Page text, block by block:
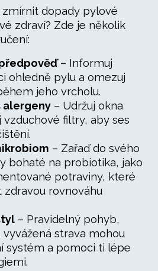
dopady pylové
zdraví? Zde je několik
– Informuj
ohledně pylu a omezuj
jeho vrcholu.
alergeny – Udržuj okna
vzduchové filtry, aby ses
– Zařaď do svého
bohaté na probiotika, jako
potraviny, které
zdravou rovnováhu
– Pravidelný pohyb,
strava mohou
systém a pomoci ti lépe